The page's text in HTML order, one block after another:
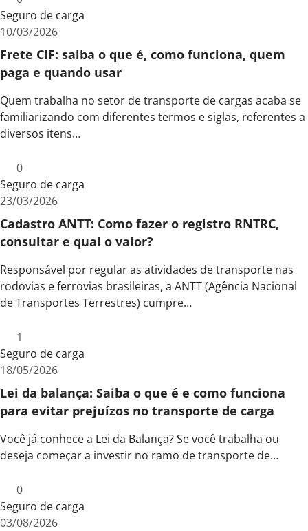
Seguro de carga
10/03/2026
Frete CIF: saiba o que é, como funciona, quem
paga e quando usar
Quem trabalha no setor de transporte de cargas acaba se
familiarizando com diferentes termos e siglas, referentes a
diversos itens…
0
Seguro de carga
23/03/2026
Cadastro ANTT: Como fazer o registro RNTRC,
consultar e qual o valor?
Responsável por regular as atividades de transporte nas
rodovias e ferrovias brasileiras, a ANTT (Agência Nacional
de Transportes Terrestres) cumpre…
1
Seguro de carga
18/05/2026
Lei da balança: Saiba o que é e como funciona
para evitar prejuízos no transporte de carga
Você já conhece a Lei da Balança? Se você trabalha ou
deseja começar a investir no ramo de transporte de…
0
Seguro de carga
03/08/2026